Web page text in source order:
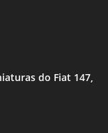
do Fiat 147,